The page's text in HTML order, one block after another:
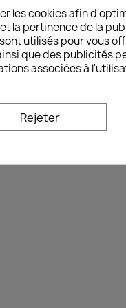
celles sur
de votre
Pour voir
Pour en
les cookies afin
la pertinence de la
utilisés pour vous
que des publicités
associées à
Rejeter